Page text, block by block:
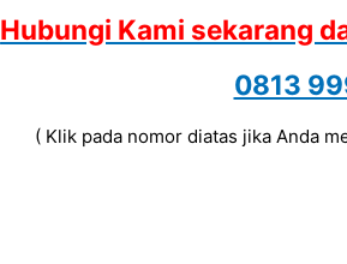
Hubungi Kami sekarang
0813
( Klik pada nomor diatas jika Anda